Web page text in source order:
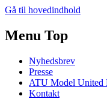
Gå til hovedindhold
Menu Top
Nyhedsbrev
Presse
ATU Model United
Kontakt